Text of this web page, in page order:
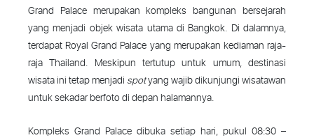
Grand Palace merupakan kompleks bangunan bersejarah
yang menjadi objek wisata utama di Bangkok. Di dalamnya,
terdapat Royal Grand Palace yang merupakan kediaman raja-
raja Thailand. Meskipun tertutup untuk umum, destinasi
wisata ini tetap menjadi spotyang wajib dikunjungi wisatawan
untuk sekadar berfoto di depan halamannya.
Kompleks Grand Palace dibuka setiap hari, pukul 08:30 –